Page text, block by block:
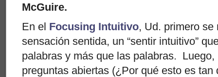
McGuire.
En el Focusing Intuitivo, Ud. primero se
sensación sentida, un “sentir intuitivo”
palabras y más que las palabras.
preguntas abiertas (¿Por qué esto es